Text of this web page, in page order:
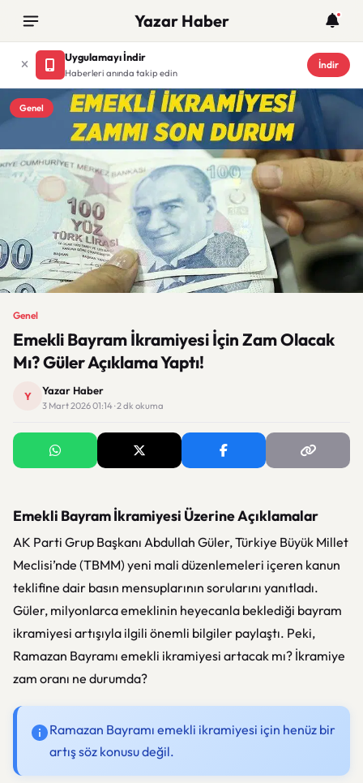
Yazar Haber
Uygulamayı İndir
Haberleri anında takip edin
İndir
Genel
Genel
Emekli Bayram İkramiyesi İçin Zam Olacak
Mı? Güler Açıklama Yaptı!
Y Yazar Haber
3 Mart 2026 01:14 · 2 dk okuma
Emekli Bayram İkramiyesi Üzerine Açıklamalar
AK Parti Grup Başkanı Abdullah Güler, Türkiye Büyük Millet
Meclisi’nde (TBMM) yeni mali düzenlemeleri içeren kanun
teklifine dair basın mensuplarının sorularını yanıtladı.
Güler, milyonlarca emeklinin heyecanla beklediği bayram
ikramiyesi artışıyla ilgili önemli bilgiler paylaştı. Peki,
Ramazan Bayramı emekli ikramiyesi artacak mı? İkramiye
zam oranı ne durumda?
Ramazan Bayramı emekli ikramiyesi için henüz bir
artış söz konusu değil.